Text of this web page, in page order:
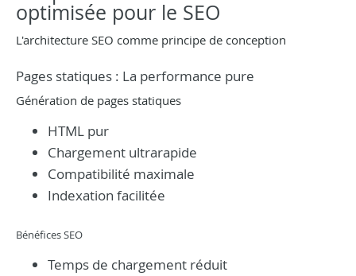
optimisée pour le SEO
L'architecture SEO comme principe de conception
Pages statiques : La performance pure
Génération de pages statiques
HTML pur
Chargement ultrarapide
Compatibilité maximale
Indexation facilitée
Bénéfices SEO
Temps de chargement réduit